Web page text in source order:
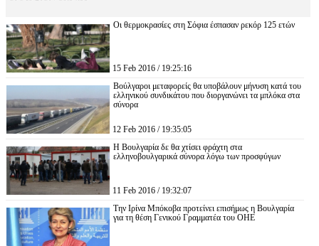
Οι θερμοκρασίες στη Σόφια έσπασαν ρεκόρ 125 ετών
15 Feb 2016 / 19:25:16
Βούλγαροι μεταφορείς θα υποβάλουν μήνυση κατά του
ελληνικού συνδικάτου που διοργανώνει τα μπλόκα στα
σύνορα
12 Feb 2016 / 19:35:05
Η Βουλγαρία δε θα χτίσει φράχτη στα
ελληνοβουλγαρικά σύνορα λόγω των προσφύγων
11 Feb 2016 / 19:32:07
Την Ιρίνα Μπόκοβα προτείνει επισήμως η Βουλγαρία
για τη θέση Γενικού Γραμματέα του ΟΗΕ